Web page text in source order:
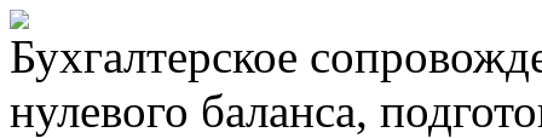
Бухгалтерское
нулевого баланса,